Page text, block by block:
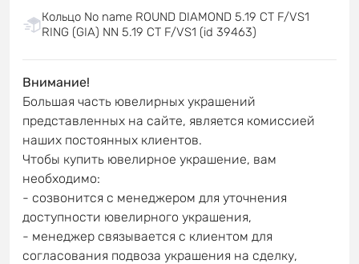
Кольцо No name ROUND DIAMOND 5.19 CT F/VS1
RING (GIA) NN 5.19 CT F/VS1 (id 39463)
Внимание!
Большая часть ювелирных украшений
представленных на сайте, является комиссией
наших постоянных клиентов.
Чтобы купить ювелирное украшение, вам
необходимо:
- созвонится с менеджером для уточнения
доступности ювелирного украшения,
- менеджер связывается с клиентом для
согласования подвоза украшения на сделку,